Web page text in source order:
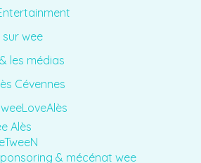
sur wee
les médias
Cévennes
Alès
& mécénat wee